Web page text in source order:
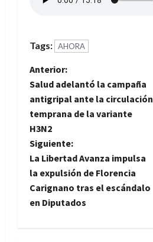
Tags: AHORA
N
a
v
e
g
a
Anterior:
Salud adelantó la campaña
antigripal ante la circulación
temprana de la variante
H3N2
Siguiente:
La Libertad Avanza impulsa
la expulsión de Florencia
Carignano tras el escándalo
en Diputados